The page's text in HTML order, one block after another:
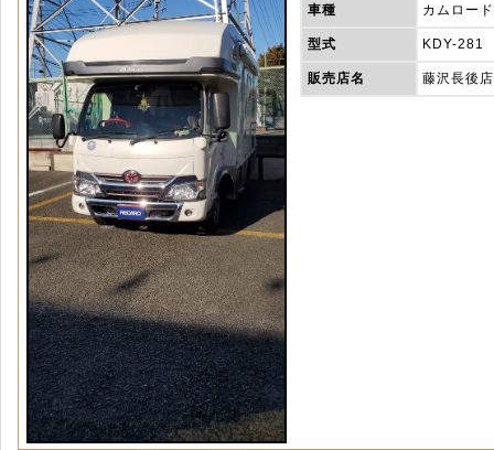
車種 カムロー
型式 KDY-281
販売店名 藤沢長後店